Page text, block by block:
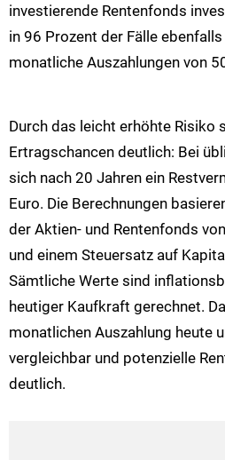
investierende Rentenfonds
in 96 Prozent der Fälle
monatliche Auszahlungen von
Durch das leicht erhöhte Risiko
Ertragschancen deutlich: Bei
sich nach 20 Jahren ein
Euro. Die Berechnungen
der Aktien- und Rentenfonds
und einem Steuersatz auf
Sämtliche Werte sind
heutiger Kaufkraft gerechnet.
monatlichen Auszahlung heute
vergleichbar und potenzielle
deutlich.